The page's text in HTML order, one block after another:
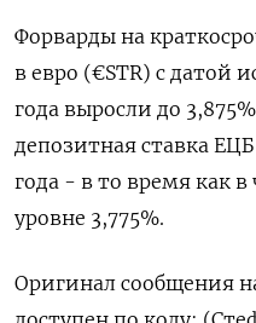
Форварды на
в евро (€STR) с датой
года выросли до
депозитная ставка
года - в то время как в
уровне 3,775%.
Оригинал сообщения